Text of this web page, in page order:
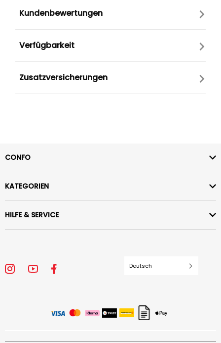
Kundenbewertungen
Verfügbarkeit
Zusatzversicherungen
CONFO
KATEGORIEN
HILFE & SERVICE
Deutsch